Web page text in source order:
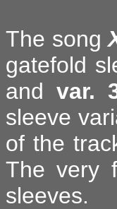
The song
gatefold
and var.
sleeve
of the
The very
sleeves.